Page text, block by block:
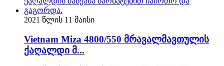
2021 წლის 11 მაისი
Vietnam Miza 4800/550 მრავალმავთულის
ქაღალდი მ...